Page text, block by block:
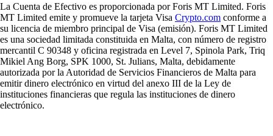
La Cuenta de Efectivo es proporcionada por Foris MT Limited. Foris
MT Limited emite y promueve la tarjeta Visa Crypto.com conforme a
su licencia de miembro principal de Visa (emisión). Foris MT Limited
es una sociedad limitada constituida en Malta, con número de registro
mercantil C 90348 y oficina registrada en Level 7, Spinola Park, Triq
Mikiel Ang Borg, SPK 1000, St. Julians, Malta, debidamente
autorizada por la Autoridad de Servicios Financieros de Malta para
emitir dinero electrónico en virtud del anexo III de la Ley de
instituciones financieras que regula las instituciones de dinero
electrónico.